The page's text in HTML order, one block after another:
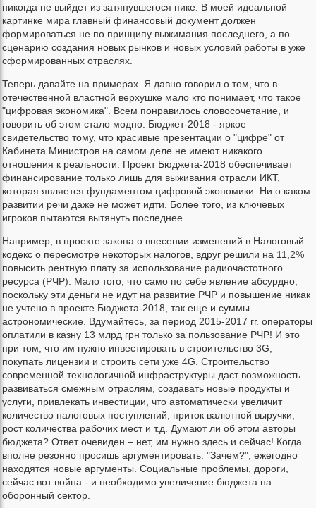
никогда не выйдет из затянувшегося пике. В моей идеальной
картинке мира главный финансовый документ должен
формироваться не по принципу выжимания последнего, а по
сценарию создания новых рынков и новых условий работы в уже
сформированных отраслях.
Теперь давайте на примерах. Я давно говорил о том, что в
отечественной властной верхушке мало кто понимает, что такое
"цифровая экономика". Всем понравилось словосочетание, и
говорить об этом стало модно. Бюджет-2018 - яркое
свидетельство тому, что красивые презентации о "цифре" от
Кабинета Министров на самом деле не имеют никакого
отношения к реальности. Проект Бюджета-2018 обеспечивает
финансирование только лишь для выживания отрасли ИКТ,
которая является фундаментом цифровой экономики. Ни о каком
развитии речи даже не может идти. Более того, из ключевых
игроков пытаются вытянуть последнее.
Например, в проекте закона о внесении изменений в Налоговый
кодекс о пересмотре некоторых налогов, вдруг решили на 11,2%
повысить рентную плату за использование радиочастотного
ресурса (РЧР). Мало того, что само по себе явление абсурдно,
поскольку эти деньги не идут на развитие РЧР и повышение никак
не учтено в проекте Бюджета-2018, так еще и суммы
астрономические. Вдумайтесь, за период 2015-2017 гг. операторы
оплатили в казну 13 млрд грн только за пользование РЧР! И это
при том, что им нужно инвестировать в строительство 3G,
покупать лицензии и строить сети уже 4G. Строительство
современной технологичной инфраструктуры даст возможность
развиваться смежным отраслям, создавать новые продукты и
услуги, привлекать инвестиции, что автоматически увеличит
количество налоговых поступлений, приток валютной выручки,
рост количества рабочих мест и т.д. Думают ли об этом авторы
бюджета? Ответ очевиден – нет, им нужно здесь и сейчас! Когда
вполне резонно просишь аргументировать: "Зачем?", ежегодно
находятся новые аргументы. Социальные проблемы, дороги,
сейчас вот война - и необходимо увеличение бюджета на
оборонный сектор.